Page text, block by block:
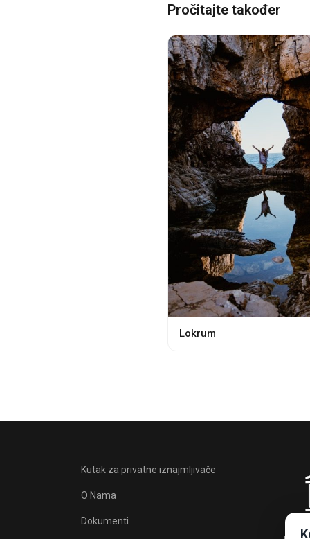
Pročitajte također
Lokrum
Kutak za privatne iznajmljivače
O Nama
Dokumenti